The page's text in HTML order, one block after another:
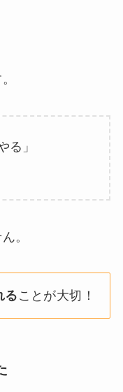
る」
。
ることが大切！